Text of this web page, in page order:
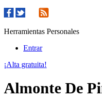
Herramientas Personales
Entrar
¡Alta gratuita!
Almonte De